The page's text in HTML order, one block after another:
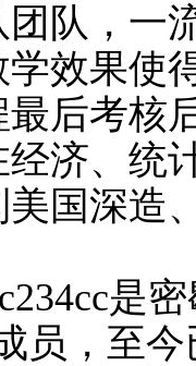
队，一
效果使
后考核
济、统
国深造
是
员，至